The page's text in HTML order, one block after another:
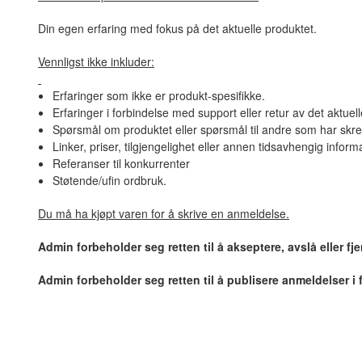
Din egen erfaring med fokus på det aktuelle produktet.
Vennligst ikke inkluder:
Erfaringer som ikke er produkt-spesifikke.
Erfaringer i forbindelse med support eller retur av det
Spørsmål om produktet eller spørsmål til andre som har
Linker, priser, tilgjengelighet eller annen tidsavhengig
Referanser til konkurrenter
Støtende/ufin ordbruk.
Du må ha kjøpt varen for å skrive en anmeldelse.
Admin forbeholder seg retten til å akseptere, avslå eller
Admin forbeholder seg retten til å publisere anmeldelser i